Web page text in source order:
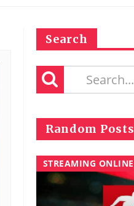
Search
Random Posts
STREAMING ONLINE